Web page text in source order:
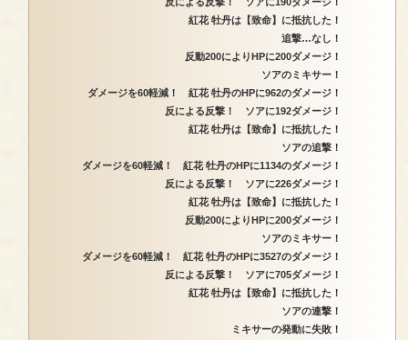
紅花 牡丹は【致命】に抵抗した！
追撃…なし！
反動200によりHPに200ダメージ！
ソアのミキサー！
ダメージを60軽減！ 紅花 牡丹のHPに962のダメージ！
反による反撃！ ソアに192ダメージ！
紅花 牡丹は【致命】に抵抗した！
ソアの追撃！
ダメージを60軽減！ 紅花 牡丹のHPに1134のダメージ！
反による反撃！ ソアに226ダメージ！
紅花 牡丹は【致命】に抵抗した！
反動200によりHPに200ダメージ！
ソアのミキサー！
ダメージを60軽減！ 紅花 牡丹のHPに3527のダメージ！
反による反撃！ ソアに705ダメージ！
紅花 牡丹は【致命】に抵抗した！
ソアの連撃！
ミキサーの発動に失敗！